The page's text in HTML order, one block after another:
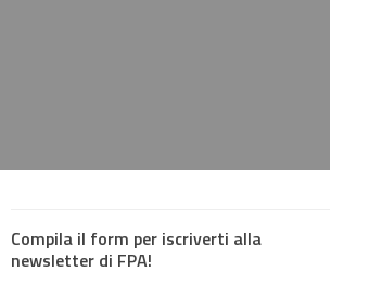
Compila il form per iscriverti alla
newsletter di FPA!